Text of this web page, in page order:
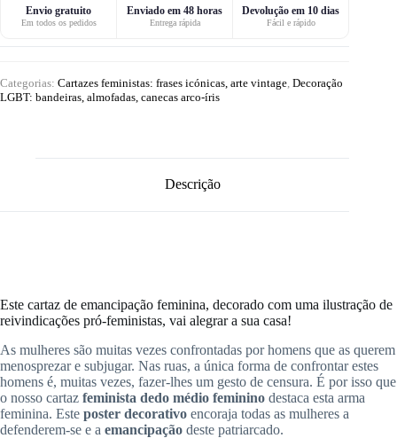
Envio gratuito
Em todos os pedidos
Enviado em 48 horas
Entrega rápida
Devolução em 10 dias
Fácil e rápido
Categorias: Cartazes feministas: frases icónicas, arte vintage Decoração
LGBT: bandeiras, almofadas, canecas arco-íris
Descrição
Este cartaz de emancipação feminina, decorado com uma ilustração de
reivindicações pró-feministas, vai alegrar a sua casa!
As mulheres são muitas vezes confrontadas por homens que as querem
menosprezar e subjugar. Nas ruas, a única forma de confrontar estes
homens é, muitas vezes, fazer-lhes um gesto de censura. É por isso que
o nosso cartaz feminista dedo médio feminino destaca esta arma
feminina. Este poster decorativo encoraja todas as mulheres a
defenderem-se e a emancipação deste patriarcado.